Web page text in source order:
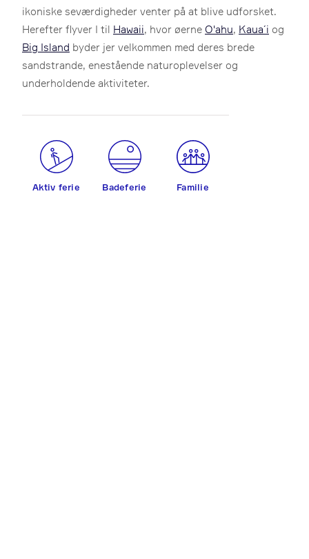
ikoniske seværdigheder venter på at blive udforsket.
Herefter flyver I til
Hawaii, hvor øerne O'ahu, Kaua´i og
Big Island byder jer velkommen med deres brede
sandstrande, enestående naturoplevelser og
underholdende aktiviteter.
Aktiv ferie Badeferie Familie